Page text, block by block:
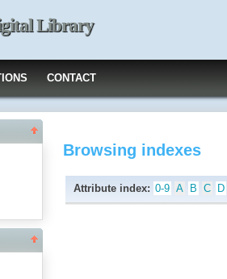
Library
CONTACT
Browsing indexes
Attribute index: 0-9 A B C D